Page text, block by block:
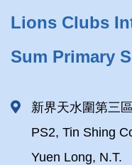
Lions Clubs
Sum Primary
新界天水圍第三
PS2, Tin Shing
Yuen Long, N.T.